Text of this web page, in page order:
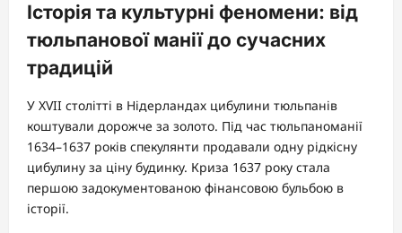
Історія та культурні феномени: від
тюльпанової манії до сучасних
традицій
У XVII столітті в Нідерландах цибулини тюльпанів
коштували дорожче за золото. Під час тюльпаноманії
1634–1637 років спекулянти продавали одну рідкісну
цибулину за ціну будинку. Криза 1637 року стала
першою задокументованою фінансовою бульбою в
історії.